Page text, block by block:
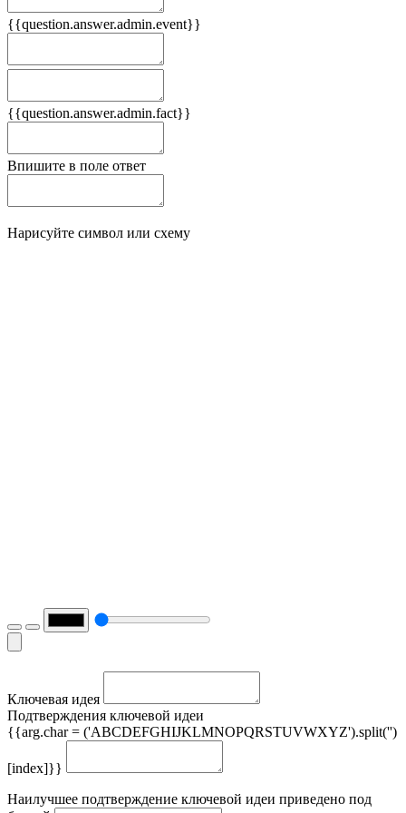
{{question.answer.admin.event}}
{{question.answer.admin.fact}}
Впишите в поле ответ
Нарисуйте символ или схему
Ключевая идея
Подтверждения ключевой идеи
{{arg.char = ('ABCDEFGHIJKLMNOPQRSTUVWXYZ').split('')
[index]}}
Наилучшее подтверждение ключевой идеи приведено под